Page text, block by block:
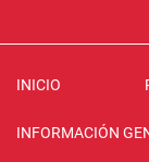
INICIO
INFORMACIÓN